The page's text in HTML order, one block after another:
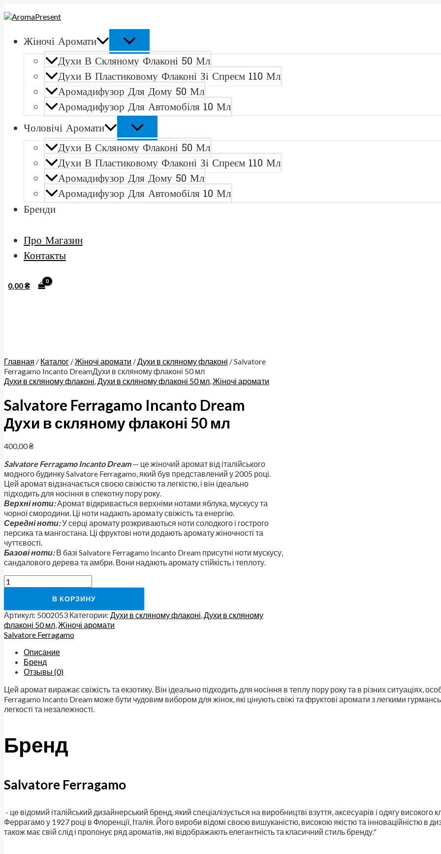
к
содержимому
Жіночі Аромати
Духи В Скляному Флаконі 50 Мл
Духи В Пластиковому Флаконі Зі Спреєм 110 Мл
Аромадифузор Для Дому 50 Мл
Аромадифузор Для Автомобіля 10 Мл
Чоловічі Аромати
Духи В Скляному Флаконі 50 Мл
Духи В Пластиковому Флаконі Зі Спреєм 110 Мл
Аромадифузор Для Дому 50 Мл
Аромадифузор Для Автомобіля 10 Мл
Бренди
Про Магазин
Контакты
0,00₴
Главная / Каталог /Жіночі аромати /Духи в скляному флаконі / Salvatore
Ferragamo Incanto DreamДухи в скляному флаконі 50 мл
Духи в скляному флаконі,Духи в скляному флаконі 50 мл,Жіночі аромати
Salvatore Ferragamo Incanto Dream
Духи в скляному флаконі 50 мл
400,00₴
Salvatore Ferragamo Incanto Dream— це жіночий аромат від італійського
модного будинку Salvatore Ferragamo, який був представлений у 2005 році.
Цей аромат відзначається своєю свіжістю та легкістю, і він ідеально
підходить для носіння в спекотну пору року.
Верхні ноти:Аромат відкривається верхніми нотами яблука, мускусу та
чорної смородини. Ці ноти надають аромату свіжість та енергію.
Середні ноти:У серці аромату розкриваються ноти солодкого і гострого
персика та мангостана. Ці фруктові ноти додають аромату жіночності та
чуттєвості.
Базові ноти:В базі Salvatore Ferragamo Incanto Dream присутні ноти мускусу,
сандалового дерева та амбри. Вони надають аромату стійкість і теплоту.
товара
Salvatore
Incanto
DreamДухи
В КОРЗИНУ
Артикул: 5002053 Категории: Духи в скляному флаконі,Духи в скляному
флаконі 50 мл,Жіночі аромати
Salvatore Ferragamo
Описание
Бренд
Отзывы (0)
Цей аромат виражає свіжість та екзотику. Він ідеально підходить для носіння в теплу пору року та в різних ситуаціях,
Ferragamo Incanto Dream може бути чудовим вибором для жінок, які цінують свіжі та фруктові аромати з легкими
легкості та незалежності.
Бренд
Salvatore Ferragamo
- це відомий італійський дизайнерський бренд, який спеціалізується на виробництві взуття, аксесуарів і одягу
Феррагамо у 1927 році в Флоренції, Італія. Його вироби відомі своєю вишуканістю, високою якістю та інноваційністю в
також має свій слід і пропонує ряд ароматів, які відображають елегантність та класичний стиль бренду."